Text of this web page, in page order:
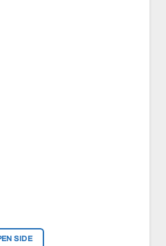
SIDE